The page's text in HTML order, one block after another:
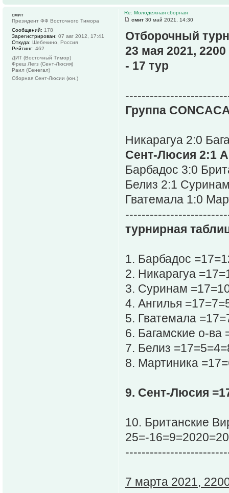
Re: Молодежная сборная
смит 30 май 2021, 14:30
Отборочный
23 мая 2021,
- 17 тур
Группа
Никарагуа 2:0
Сент-Люсия 2:1
Барбадос 3:0
Белиз 2:1
Гватемала 1:0
турнирная
1. Барбадос
2. Никарагуа
3. Суринам
4. Ангилья
5. Гватемала
6. Багамские о-ва
7. Белиз
8. Мартиника
9. Сент-Люсия
10. Британские
25=-
7 марта 2021,
смит
Президент ФФ Восточного Тимора
Сообщений: 178
Зарегистрирован: 07 авг 2012, 17:41
Откуда: Шебекино, Россия
Рейтинг: 462
ДИТ (Восточный Тимор)
Фреш Легз (Сент-Люсия)
Раил (Сенегал)
Сборная Сент-Люсии (юн.)